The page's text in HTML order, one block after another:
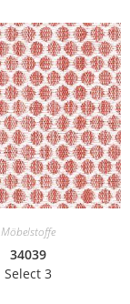
Möbelstoffe
34039
Select 3